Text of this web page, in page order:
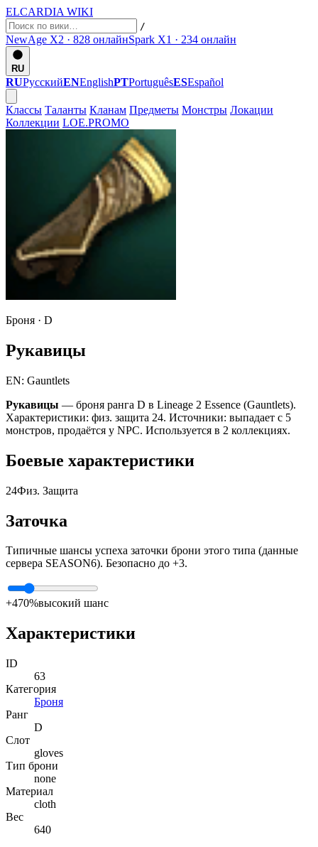
ELCARDIA WIKI
/
NewAge X2 · 828 онлайнSpark X1 · 234 онлайн
RU
RUРусскийENEnglishPTPortuguêsESEspañol
Классы Таланты Кланам Предметы Монстры Локации
Коллекции LOE.PROMO
Броня · D
Рукавицы
EN: Gauntlets
Рукавицы — броня ранга D в Lineage 2 Essence (Gauntlets).
Характеристики: физ. защита 24. Источники: выпадает с 5
монстров, продаётся у NPC. Используется в 2 коллекциях.
Боевые характеристики
24Физ. Защита
Заточка
Типичные шансы успеха заточки брони этого типа (данные
сервера SEASON6). Безопасно до +3.
+470%высокий шанс
Характеристики
ID
63
Категория
Броня
Ранг
D
Слот
gloves
Тип брони
none
Материал
cloth
Вес
640